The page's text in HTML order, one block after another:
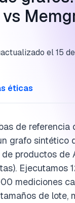
actualizado el15
éticas
de referencia
grafo sintético
productos de
Ejecutamos
mediciones
de lote,
de referencia